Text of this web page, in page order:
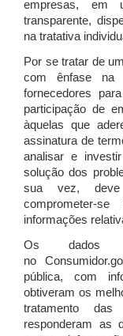
empresas, em
transparente,
na tratativa
Por se tratar de
com ênfase na
fornecedores
participação de
àquelas que
assinatura de
analisar e
solução dos
sua vez, deve
comprometer-
informações
Os dados
no
pública, com
obtiveram os
tratamento
responderam as